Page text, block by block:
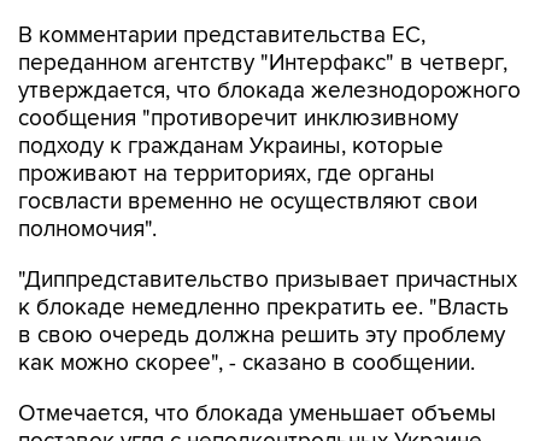
В комментарии представительства ЕС,
переданном агентству "Интерфакс" в четверг,
утверждается, что блокада железнодорожного
сообщения "противоречит инклюзивному
подходу к гражданам Украины, которые
проживают на территориях, где органы
госвласти временно не осуществляют свои
полномочия".
"Диппредставительство призывает причастных
к блокаде немедленно прекратить ее. "Власть
в свою очередь должна решить эту проблему
как можно скорее", - сказано в сообщении.
Отмечается, что блокада уменьшает объемы